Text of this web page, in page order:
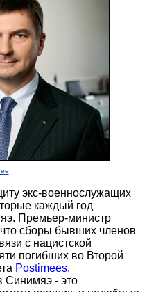
экс-военнослужащих
каждый год
Премьер-министр
сборы бывших членов
с нацистской
погибших во Второй
Postimees.
Синимяэ - это